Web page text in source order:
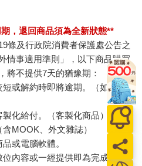
，退回商品須為全新狀態**
條及行政院消費者保護處公告之
情事適用準則」，以下商品購買
將不提供7天的猶豫期：
或解約時即將逾期。（如：生
化給付。（客製化商品）
MOOK、外文雜誌）
或電腦軟體。
內容或一經提供即為完成之線